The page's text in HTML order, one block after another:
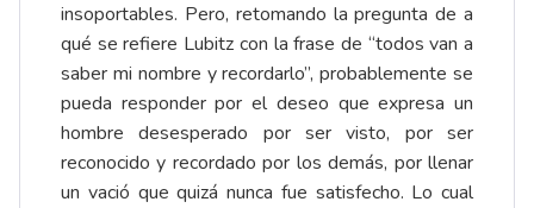
insoportables. Pero, retomando la pregunta de a
qué se refiere Lubitz con la frase de “todos van a
saber mi nombre y recordarlo”, probablemente se
pueda responder por el deseo que expresa un
hombre desesperado por ser visto, por ser
reconocido y recordado por los demás, por llenar
un vació que quizá nunca fue satisfecho. Lo cual